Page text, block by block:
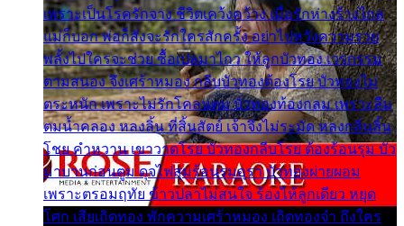
เพราะเป็นโรครักจาง ชีวิตเคว้งคว้าง เมื่อรักห่างร้างไกล
แม่ก็บอก พ่อก็สั่งจะรักใครสักครั้ง อย่าไปหวังความรวย
พลั้งไปใครจะช่วย ซื้อเปลมาไกว ให้ลูกบัวทอง เวรกรรม
ตามสนอง จึงเศร้าหมอง กลีบบัวทองต้องโรย บัวทองไม่
ตระหนัก เพราะไม่รักโคลนตม บัวทองท้องกลม เพราะลืม
ตมน้ำคลอง หลงลิ้น ที่สิ้นสัตย์ เจ้าจึงไม่ระมัด หลงกลิ่นลิ้น
โชย คำหวาน เขาวาดโรย บัวทองกลีบโรย ต้องร้อนรุม บัว
มาบานก่อนตูม ดุจไฟสุมร้อนรุมอุรา บัวทองผ่ายผอม
เพราะตรอมฤทัย ข้าวปลาไม่สนใจ ร้องไห้ลูกเดียว หยุด
โศก เสียเถิดทอง พักความเศร้าหมอง เถิดทองจ๋า ถึงใคร